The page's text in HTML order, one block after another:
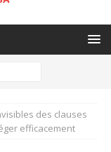
des clauses
efficacement